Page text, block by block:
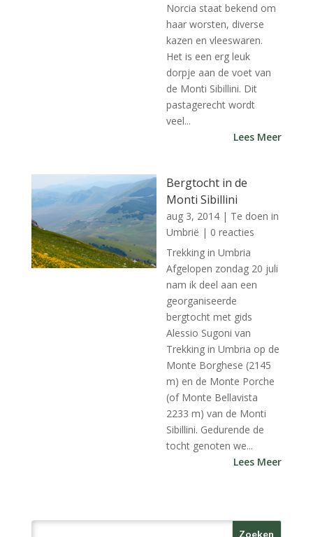
Norcia staat bekend om
haar worsten, diverse
kazen en vleeswaren.
Het is een erg leuk
dorpje aan de voet van
de Monti Sibillini. Dit
pastagerecht wordt
veel...
Lees Meer
Bergtocht in de
Monti Sibillini
aug 3, 2014 | Te doen in
Umbrië | 0 reacties
Trekking in Umbria
Afgelopen zondag 20 juli
nam ik deel aan een
georganiseerde
bergtocht met gids
Alessio Sugoni van
Trekking in Umbria op de
Monte Borghese (2145
m) en de Monte Porche
(of Monte Bellavista
2233 m) van de Monti
Sibillini. Gedurende de
tocht genoten we...
Lees Meer